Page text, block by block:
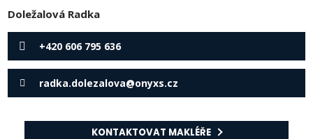
Doležalová Radka
+420 606 795 636
radka.dolezalova@onyxs.cz
KONTAKTOVAT MAKLÉŘE